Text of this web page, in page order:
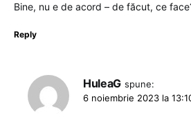
Bine, nu e de acord – de făcut, ce
Reply
HuleaG spune:
6 noiembrie 2023 la